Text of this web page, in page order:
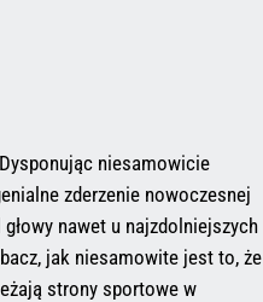
niesamowicie
zderzenie nowoczesnej
nawet u najzdolniejszych
jak niesamowite jest to, że
strony sportowe w